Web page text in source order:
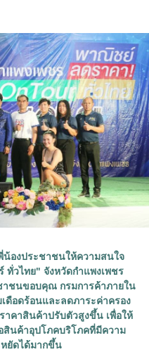
น้องประชาชนให้ความสนใจ
วไทย" จังหวัดกำแพงเพชร
าชนขอบคุณ กรมการค้าภายใน
ดือดร้อนและลดภาระค่าครอง
คาสินค้าปรับตัวสูงขึ้น เพื่อให้
สินค้าอุปโภคบริโภคที่มีความ
ยัดได้มากขึ้น